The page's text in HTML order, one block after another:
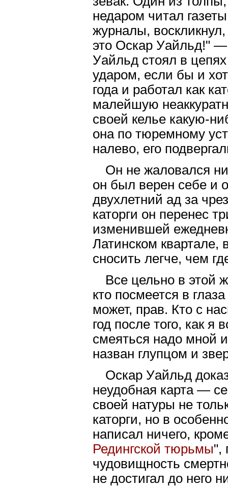
недаром читал
журналы,
это Оскар Уайльд!"
Уайльд стоял в
ударом, если бы и
года и работал как
малейшую
своей келье какую-
она по тюремному
налево, его
Он не жаловался ни
он был верен себе и
двухлетний ад за
каторги он перенес
изменившей
Латинском квартале,
сносить легче, чем
Все цельно в этой
кто посмеется в
может, прав. Кто с
год после того, как я
смеяться надо мной
назван глупцом и
Оскар Уайльд
неудобная карта —
своей натуры не
каторги, но в
написал ничего,
Редингской тюрьмы",
чудовищность
не достигал до него